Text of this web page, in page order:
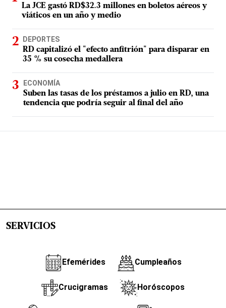
La JCE gastó RD$32.3 millones en boletos aéreos y
viáticos en un año y medio
DEPORTES
RD capitalizó el "efecto anfitrión" para disparar en
35 % su cosecha medallera
ECONOMÍA
Suben las tasas de los préstamos a julio en RD, una
tendencia que podría seguir al final del año
SERVICIOS
Efemérides Cumpleaños
Crucigramas Horóscopos